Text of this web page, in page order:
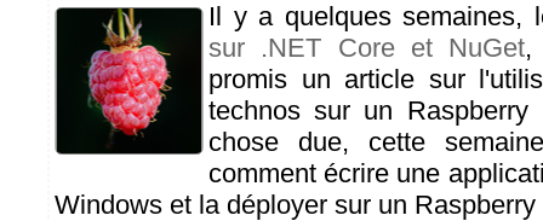
Il y a quelques semaines,
sur .NET Core et NuGet,
promis un article sur
technos sur un Raspberry
chose due, cette
comment écrire une
Windows et la déployer sur un Raspberry